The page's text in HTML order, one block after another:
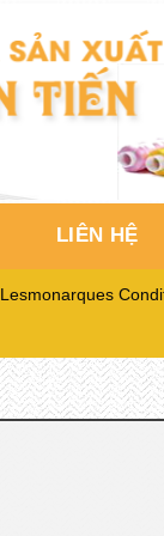
LIÊN HỆ
Lesmonarques